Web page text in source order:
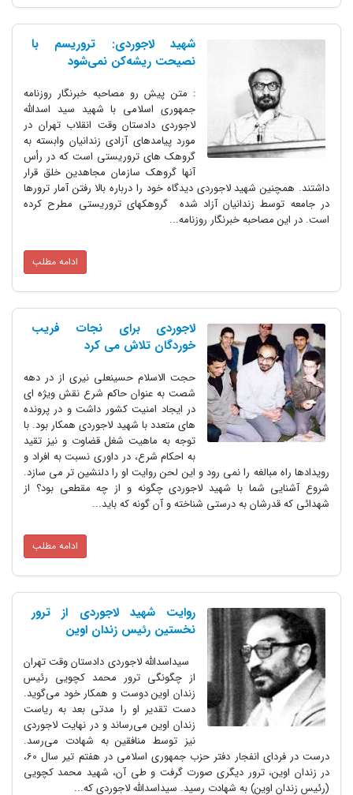
شهید لاجوردی: تروریسم با
نصیحت ریشه‌کن نمی‌شود
: متن پیش رو مصاحبه خبرنگار روزنامه
جمهوری اسلامی با شهید سید اسدالله
لاجوردی دادستان وقت انقلاب تهران در
مورد پیامدهای آزادی زندانیان وابسته به
گروهک های تروریستی است که در رأس
آنها گروهک سازمان مجاهدین خلق قرار
داشتند. همچنین شهید لاجوردی دیدگاه خود را درباره بالا رفتن آمار ترورها
در جامعه توسط زندانیان آزاد شده گروهکهای تروریستی مطرح کرده
است. در این مصاحبه خبرنگار روزنامه...
ادامه مطلب
لاجوردی برای نجات فریب
خوردگان تلاش می کرد
حجت الاسلام حسینعلی نیری از در دهه
شصت به عنوان حاکم شرع نقش ویژه ای
در ایجاد امنیت کشور داشت و در پرونده
های متعدد با شهید لاجوردی همکار بود. با
توجه به ماهیت شغل قضاوت و نیز تقید
به احکام شرع، در داوری نسبت به افراد و
رویدادها راه مبالغه را نمی رود و این لحن روایت او را دلنشین تر می سازد.
شروع آشنایی شما با شهید لاجوردی چگونه و از چه مقطعی بود؟ از
شهدائی که قدرشان به درستی شناخته و آن گونه که باید...
ادامه مطلب
روایت شهید لاجوردی از ترور
نخستین رئیس زندان اوین
سیداسدالله لاجوردی دادستان وقت تهران
از چگونگی ترور محمد کچویی رئیس
زندان اوین دوست و همکار خود می‌گوید.
دست تقدیر او را مدتی بعد به ریاست
زندان اوین می‌رساند و در نهایت لاجوردی
نیز توسط منافقین به شهادت می‌رسد.
درست در فردای انفجار دفتر حزب جمهوری اسلامی در هفتم تیر سال 60،
در زندان اوین، ترور دیگری صورت گرفت و طی آن، شهید محمد کچویی
(رئیس زندان اوین) به شهادت رسید. سیداسدالله لاجوردی که...